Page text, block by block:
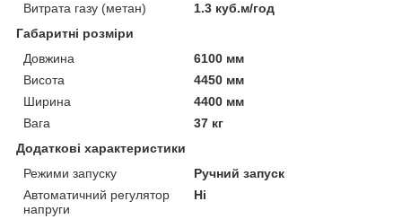
Витрата газу (метан)
1.3 куб.м/год
Габаритні розміри
Довжина
6100 мм
Висота
4450 мм
Ширина
4400 мм
Вага
37 кг
Додаткові характеристики
Режими запуску
Ручний запуск
Автоматичний регулятор
напруги
Ні